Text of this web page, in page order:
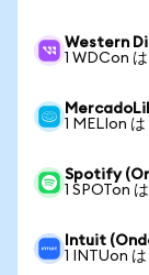
Western
1 WDCon
1 MELIon
Spotify
1 SPOTon
Intuit
1 INTUon